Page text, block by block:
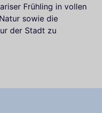
Frühling in vollen
sowie die
der Stadt zu